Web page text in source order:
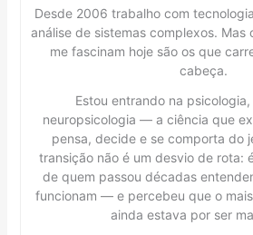
Desde 2006 trabalho com
análise de sistemas complexos. Mas
me fascinam hoje são os que
cabeça.
Estou entrando na
neuropsicologia — a ciência que
pensa, decide e se comporta do
transição não é um desvio de rota:
de quem passou décadas
funcionam — e percebeu que o
ainda estava por ser